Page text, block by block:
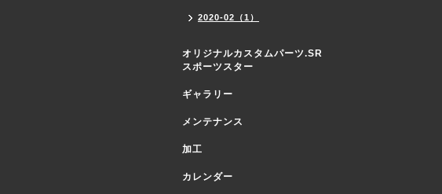
2020-02（1）
オリジナルカスタムパーツ.SR
スポーツスター
ギャラリー
メンテナンス
加工
カレンダー